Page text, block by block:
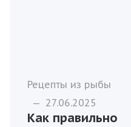
Рецепты из рыбы
— 27.06.2025
Как правильно